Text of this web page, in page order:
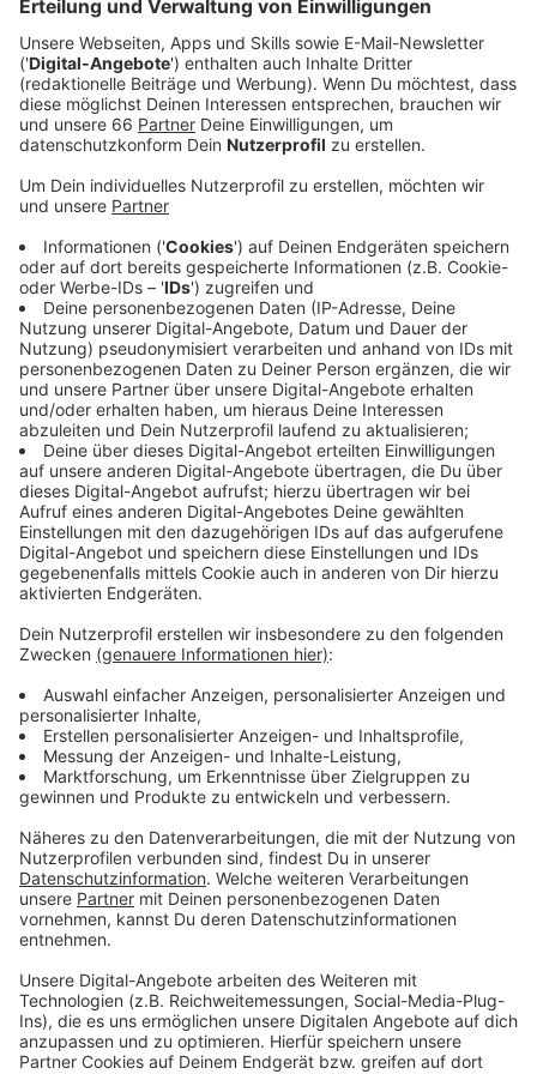
Auf den beiden Fassaden der dortigenUniq Towers
werden die Spielstände der jeweiligen Partien live
angezeigt.
Ergebnisse werden in Echtzeit projiziert
Anzeige
Auf den bis zu 71 Meter hohen Türmen an der
Kaistraße werden die Ergebnisse der laufenden WM-
Spiele in Echtzeit projiziert. Die Anzeige soll zum
Beispiel von der Rheinkniebrücke aus erkennbar sein.
Das Eröffnungsspiel der WM zwischen Mexiko und
Südafrika startet heute Abend um 21 Uhr.
Anzeige
Weitere Infos und Links zum Thema:
Anzeige
Die WM 2026:
Public Viewings zur WM:
Anzeige
Folge uns für mehr News & Updates:
Anzeige